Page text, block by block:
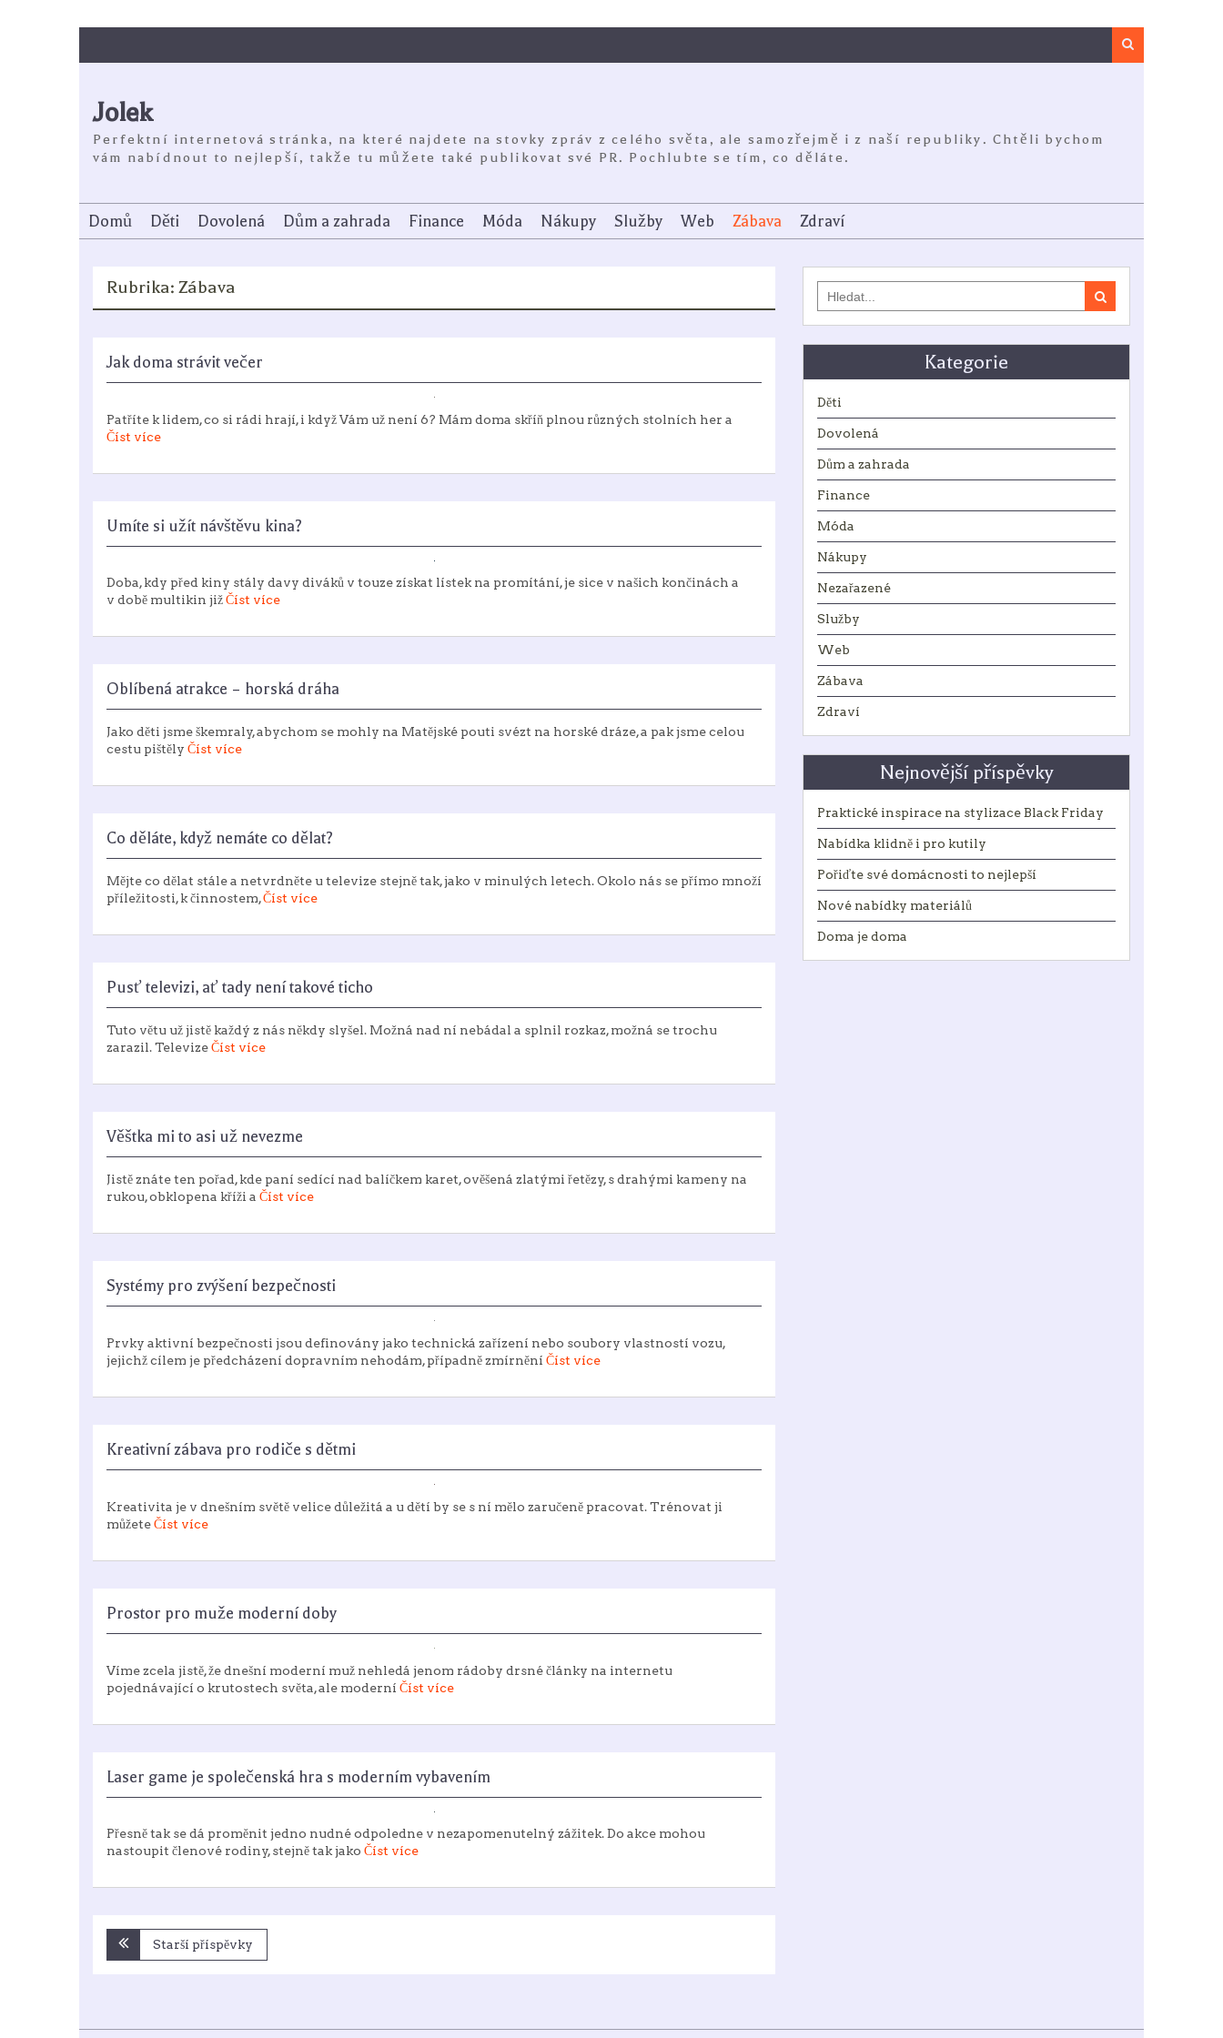
Jolek
Perfektní internetová stránka, na které najdete na stovky zpráv z celého světa, ale samozřejmě i z naší republiky. Chtěli bychom
vám nabídnout to nejlepší, takže tu můžete také publikovat své PR. Pochlubte se tím, co děláte.
Domů Děti Dovolená Dům a zahrada Finance Móda Nákupy Služby Web Zábava Zdraví
Rubrika: Zábava
Jak doma strávit večer
Patříte k lidem, co si rádi hrají, i když Vám už není 6? Mám doma skříň plnou různých stolních her a
Číst více
Umíte si užít návštěvu kina?
Doba, kdy před kiny stály davy diváků v touze získat lístek na promítání, je sice v našich končinách a
v době multikin jižČíst více
Oblíbená atrakce – horská dráha
Jako děti jsme škemraly, abychom se mohly na Matějské pouti svézt na horské dráze, a pak jsme celou
cestu pištěly Číst více
Co děláte, když nemáte co dělat?
Mějte co dělat stále a netvrdněte u televize stejně tak, jako v minulých letech. Okolo nás se přímo množí
příležitosti, k činnostem,Číst více
Pusť televizi, ať tady není takové ticho
Tuto větu už jistě každý z nás někdy slyšel. Možná nad ní nebádal a splnil rozkaz, možná se trochu
zarazil. TelevizeČíst více
Věštka mi to asi už nevezme
Jistě znáte ten pořad, kde paní sedící nad balíčkem karet, ověšená zlatými řetězy, s drahými kameny na
rukou, obklopena kříži a Číst více
Systémy pro zvýšení bezpečnosti
Prvky aktivní bezpečnosti jsou definovány jako technická zařízení nebo soubory vlastností vozu,
jejichž cílem je předcházení dopravním nehodám, případně zmírnění Číst více
Kreativní zábava pro rodiče s dětmi
Kreativita je v dnešním světě velice důležitá a u dětí by se s ní mělo zaručeně pracovat. Trénovat ji
můžeteČíst více
Prostor pro muže moderní doby
Víme zcela jistě, že dnešní moderní muž nehledá jenom rádoby drsné články na internetu
pojednávající o krutostech světa, ale moderní Číst více
Laser game je společenská hra s moderním vybavením
Přesně tak se dá proměnit jedno nudné odpoledne v nezapomenutelný zážitek. Do akce mohou
nastoupit členové rodiny, stejně tak jako Číst více
NavigaceStarší příspěvky
for:
Kategorie
Děti
Dovolená
Dům a zahrada
Finance
Móda
Nákupy
Nezařazené
Služby
Web
Zábava
Zdraví
Nejnovější příspěvky
Praktické inspirace na stylizace Black Friday
Nabídka klidně i pro kutily
Pořiďte své domácnosti to nejlepší
Nové nabídky materiálů
Doma je doma